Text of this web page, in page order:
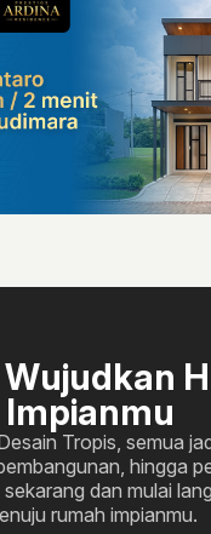
Impianmu
Tropis, semua
hingga
dan mulai
rumah impianmu.